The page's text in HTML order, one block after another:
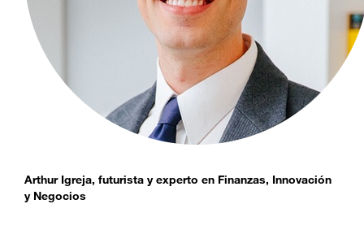
Arthur Igreja, futurista y experto en Finanzas, Innovación
y Negocios